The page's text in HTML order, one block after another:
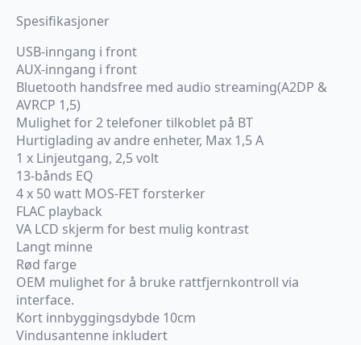
Spesifikasjoner
USB-inngang i front
AUX-inngang i front
Bluetooth handsfree med audio streaming(A2DP &
AVRCP 1,5)
Mulighet for 2 telefoner tilkoblet på BT
Hurtiglading av andre enheter, Max 1,5 A
1 x Linjeutgang, 2,5 volt
13-bånds EQ
4 x 50 watt MOS-FET forsterker
FLAC playback
VA LCD skjerm for best mulig kontrast
Langt minne
Rød farge
OEM mulighet for å bruke rattfjernkontroll via
interface.
Kort innbyggingsdybde 10cm
Vindusantenne inkludert